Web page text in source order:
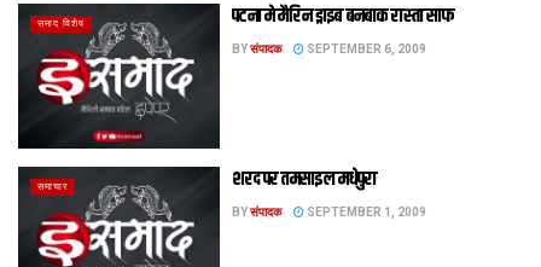
समाद विशेष पटना मे मैरिन ड्राइब बनबाक रास्ता साफ
BYसंपादक SEPTEMBER 6, 2009
समाचार शरद पर तमसाइल मधेपुरा
BYसंपादक SEPTEMBER 1, 2009